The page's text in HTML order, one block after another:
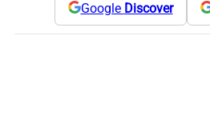
Google Discover